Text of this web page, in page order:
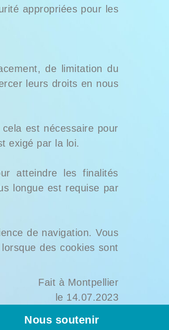
appropriées pour les
de limitation du
leurs droits en nous
est nécessaire pour
exigé par la loi.
atteindre les finalités
longue est requise par
de navigation. Vous
des cookies sont
Fait à Montpellier
le 14.07.2023
Nous soutenir